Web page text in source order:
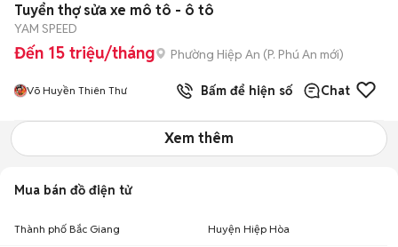
Tuyển thợ sửa xe mô tô - ô tô
YAM SPEED
Đến 15 triệu/tháng Phường Hiệp An (P. Phú An mới)
Võ Huyền Thiên Thư Bấm để hiện số Chat
Xem thêm
Mua bán đồ điện tử
Thành phố Bắc Giang Huyện Hiệp Hòa